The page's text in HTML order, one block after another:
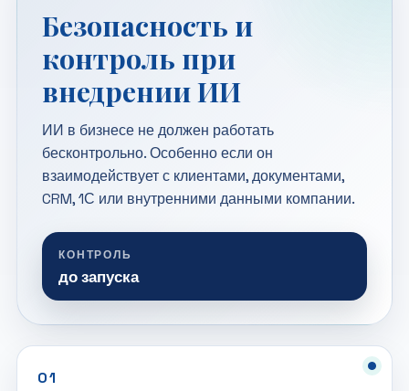
Безопасность и
контроль при
внедрении ИИ
ИИ в бизнесе не должен работать
бесконтрольно. Особенно если он
взаимодействует с клиентами, документами,
CRM, 1С или внутренними данными компании.
КОНТРОЛЬ
до запуска
01